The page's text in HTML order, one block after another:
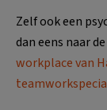
Zelf ook een
dan eens naar de
workplace van